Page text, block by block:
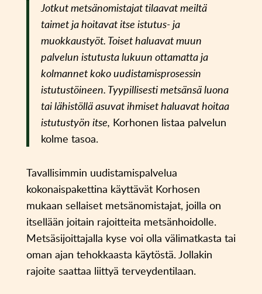
Jotkut metsänomistajat tilaavat meiltä
taimet ja hoitavat itse istutus- ja
muokkaustyöt. Toiset haluavat muun
palvelun istutusta lukuun ottamatta ja
kolmannet koko uudistamisprosessin
istutustöineen. Tyypillisesti metsänsä luona
tai lähistöllä asuvat ihmiset haluavat hoitaa
istutustyön itse, Korhonen listaa palvelun
kolme tasoa.
Tavallisimmin uudistamispalvelua
kokonaispakettina käyttävät Korhosen
mukaan sellaiset metsänomistajat, joilla on
itsellään joitain rajoitteita metsänhoidolle.
Metsäsijoittajalla kyse voi olla välimatkasta tai
oman ajan tehokkaasta käytöstä. Jollakin
rajoite saattaa liittyä terveydentilaan.